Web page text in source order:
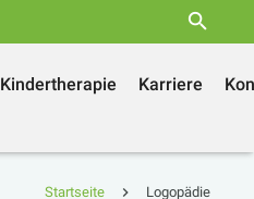
Kindertherapie Karriere
Startseite Logopädie